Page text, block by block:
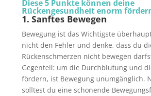
Diese 5 Punkte können deine
Rückengesundheit enorm
1. Sanftes Bewegen
Bewegung ist das Wichtigste
nicht den Fehler und denke, dass du
Rückenschmerzen nicht bewegen
Gegenteil: um die Durchblutung und
fördern, ist Bewegung unumgänglich.
solltest du eine schonende